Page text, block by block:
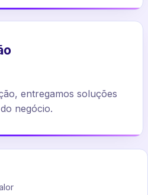
entregamos soluções
negócio.